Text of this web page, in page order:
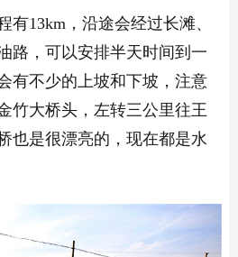
有13km，沿途会经过长滩、
路，可以安排半天时间到一
有不少的上坡和下坡，注意
竹大桥头，左转三公里往王
也是很漂亮的，现在都是水